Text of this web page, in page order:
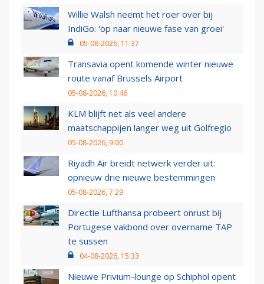
Willie Walsh neemt het roer over bij
IndiGo: 'op naar nieuwe fase van groei'
05-08-2026, 11:37
Transavia opent komende winter nieuwe
route vanaf Brussels Airport
05-08-2026, 10:46
KLM blijft net als veel andere
maatschappijen langer weg uit Golfregio
05-08-2026, 9:00
Riyadh Air breidt netwerk verder uit:
opnieuw drie nieuwe bestemmingen
05-08-2026, 7:29
Directie Lufthansa probeert onrust bij
Portugese vakbond over overname TAP
te sussen
04-08-2026, 15:33
Nieuwe Privium-lounge op Schiphol opent